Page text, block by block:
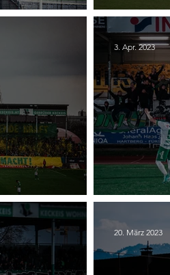
25. SC
Altach 23. TSV
3. Apr. 2023
20. März 2023